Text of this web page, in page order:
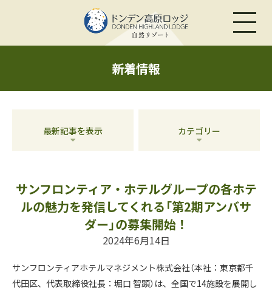
新着情報
最新記事を表示 カテゴリー
サンフロンティア・ホテルグループの各ホテ
ルの魅力を発信してくれる「第2期アンバサ
ダー」の募集開始！
2024年6月14日
サンフロンティアホテルマネジメント株式会社（本社：東京都千
代⽥区、代表取締役社⻑：堀⼝ 智顕）は、全国で14施設を展開し